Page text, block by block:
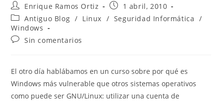
Autor
de
la
entrada:
Enrique Ramos Ortiz
Publicación
de
la
1 abril, 2010
Categoría
de
la
entrada:
Antiguo Blog / Linux / Seguridad Informática /
Windows
Comentarios
entrada:
Sin comentarios
El otro día hablábamos en un curso sobre por qué es
Windows más vulnerable que otros sistemas operativos
como puede ser GNU/Linux: utilizar una cuenta de